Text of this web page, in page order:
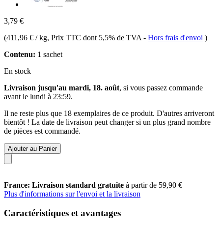
3,79 €
(411,96 € / kg, Prix TTC dont 5,5% de TVA - Hors frais d'envoi )
Contenu: 1 sachet
En stock
Livraison jusqu'au mardi, 18. août, si vous passez commande
avant le lundi à 23:59.
Il ne reste plus que 18 exemplaires de ce produit. D'autres arriveront
bientôt ! La date de livraison peut changer si un plus grand nombre
de pièces est commandé.
Ajouter au Panier
France: Livraison standard gratuite à partir de 59,90 €
Plus d'informations sur l'envoi et la livraison
Caractéristiques et avantages